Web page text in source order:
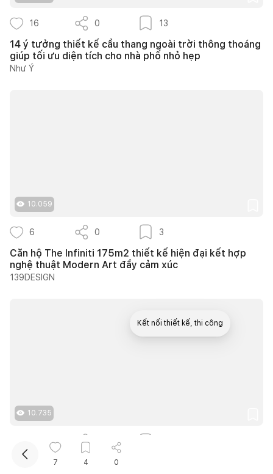
16 0 13
14 ý tưởng thiết kế cầu thang ngoài trời thông thoáng
giúp tối ưu diện tích cho nhà phố nhỏ hẹp
Như Ý
10.059
6 0 3
Căn hộ The Infiniti 175m2 thiết kế hiện đại kết hợp
nghệ thuật Modern Art đầy cảm xúc
139DESIGN
10.735
25 ý tưởng lựa chọn cây trồng lối đi sân vườn tạo
7 4 0
Kết nối thiết kế, thi công